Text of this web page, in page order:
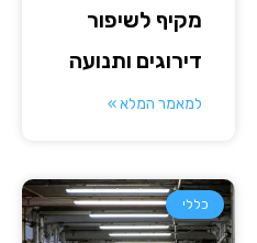
מקיף לשיפור
דירוגים ותנועה
למאמר המלא »
כללי